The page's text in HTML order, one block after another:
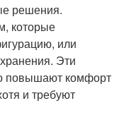
решения.
которые
или
Эти
повышают комфорт
и требуют